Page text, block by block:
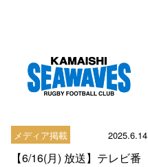
メディア掲載 2025.6.14
【6/16(月) 放送】テレビ番